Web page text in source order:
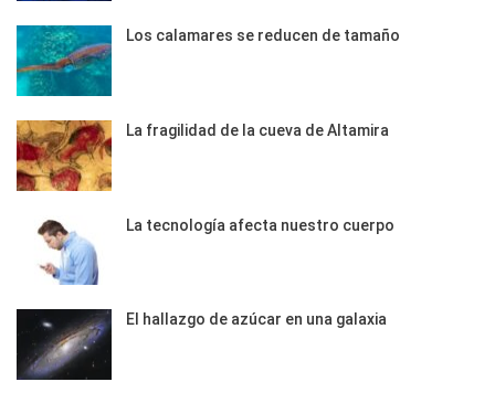
Los calamares se reducen de tamaño
La fragilidad de la cueva de Altamira
La tecnología afecta nuestro cuerpo
El hallazgo de azúcar en una galaxia